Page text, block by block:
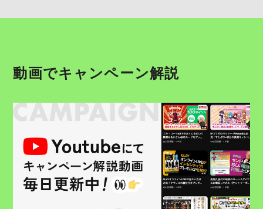
動画でキャンペーン解説